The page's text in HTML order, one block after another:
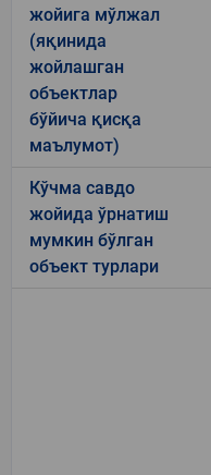
жойига мўлжал
(яқинида
жойлашган
объектлар
бўйича қисқа
маълумот)
Кўчма савдо
жойида ўрнатиш
мумкин бўлган
объект турлари